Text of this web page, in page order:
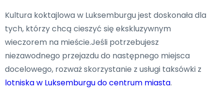
Kultura koktajlowa w Luksemburgu jest doskonała dla
tych, którzy chcą cieszyć się ekskluzywnym
wieczorem na mieście.Jeśli potrzebujesz
niezawodnego przejazdu do następnego miejsca
docelowego, rozważ skorzystanie z usługi taksówki z
lotniska w Luksemburgu do centrum miasta.